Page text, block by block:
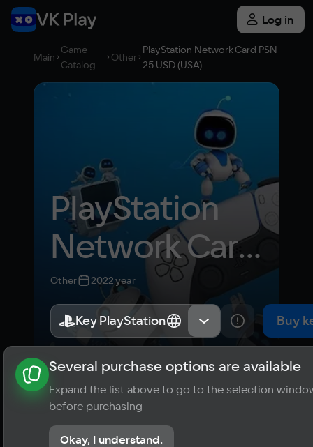
Log in
Main
Game
Catalog
Other
PlayStation Network Card PSN
25 USD (USA)
PlayStation
Network Card
PSN 25 USD
(USA)
Other 2022 year
Key PlayStation США Buy
About the game News Requirements
? Player ratings
No reviews
Key PlayStation США
Several purchase options are available
Expand the list above to go to the selection
before purchasing
Okay, I understand.